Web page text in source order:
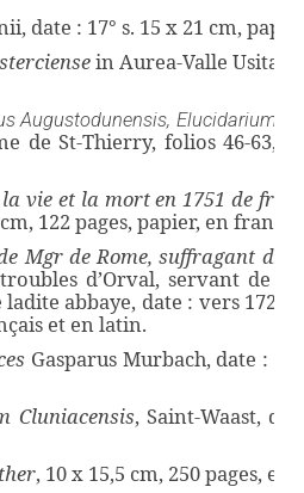
date : 17° s. 15 x 21 cm,
in Aurea-Valle
Augustodunensis, Elucidarium
de St-Thierry, folios 46-63,
vie et la mort en 1751 de
122 pages, papier, en
Mgr de Rome, suffragant de
d’Orval, servant de
abbaye, date : vers 1720-
et en latin.
Gasparus Murbach, date :
Cluniacensis, Saint-Waast,
, 10 x 15,5 cm, 250 pages,